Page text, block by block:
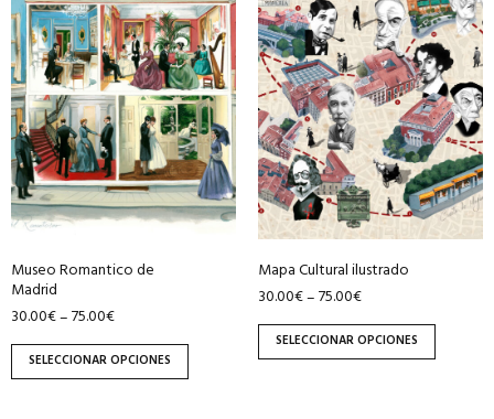
Museo Romantico de
Madrid
30.00€–75.00€
SELECCIONAR OPCIONES
tiene
múltiples
variantes.
Las
opciones
se
pueden
elegir
la
página
de
producto
Mapa Cultural ilustrado
30.00€–75.00€
SELECCIONAR OPCIONES
tiene
múltiples
variantes.
Las
opciones
se
pueden
elegir
en
la
página
de
producto